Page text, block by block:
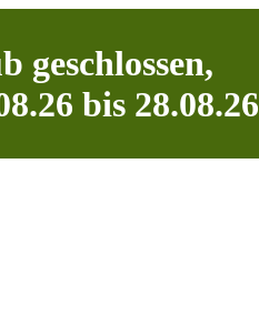
geschlossen,
bis 28.08.26